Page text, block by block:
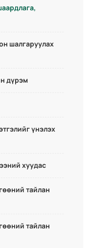
шалгаруулах
дүрэм
үнэлэх
хуудас
тайлан
тайлан